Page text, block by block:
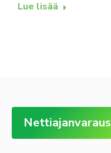
Lue lisää
Nettiajanvaraus